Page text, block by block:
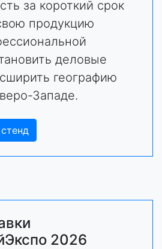
за короткий срок
продукцию
деловые
географию
Западе.
2026